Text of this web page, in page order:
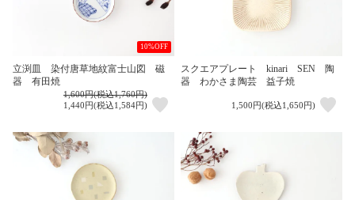
10%OFF
立渕皿 染付唐草地紋富士山図 磁
器 有田焼
1,600円(税込1,760円)
1,440円(税込1,584円)
スクエアプレート kinari SEN 陶
器 わかさま陶芸 益子焼
1,500円(税込1,650円)